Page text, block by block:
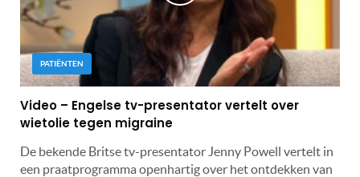
PATIËNTEN
Video – Engelse tv-presentator vertelt over
wietolie tegen migraine
De bekende Britse tv-presentator Jenny Powell vertelt in
een praatprogramma openhartig over het ontdekken van